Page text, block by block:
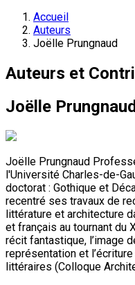
Accueil
Auteurs
Joëlle Prungnaud
Auteurs et
Joëlle Prungnaud
Joëlle Prungnaud
l'Université Charles-de-
doctorat : Gothique et
recentré ses travaux de
littérature et architecture
et français au tournant du
récit fantastique, l’image
représentation et
littéraires (Colloque